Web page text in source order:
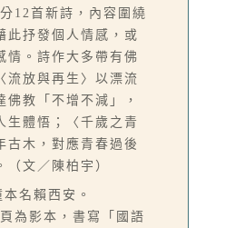
12首新詩，內容圍繞
此抒發個人情感，或
情。詩作大多帶有佛
流放與再生〉以漂流
佛教「不增不減」，
生體悟；〈千歲之青
古木，對應青春過後
（文／陳柏宇）
名賴西安。
為影本，書寫「國語